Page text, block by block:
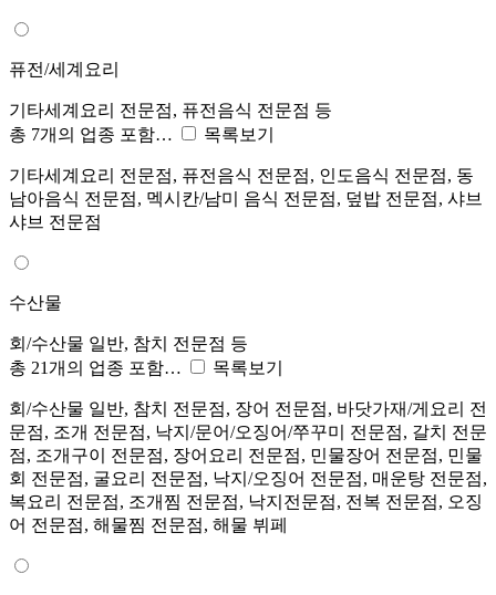
퓨전/세계요리
기타세계요리 전문점, 퓨전음식 전문점 등
총 7개의 업종 포함…
목록보기
기타세계요리 전문점, 퓨전음식 전문점, 인도음식 전문점, 동
남아음식 전문점, 멕시칸/남미 음식 전문점, 덮밥 전문점, 샤브
샤브 전문점
수산물
회/수산물 일반, 참치 전문점 등
총 21개의 업종 포함…
목록보기
회/수산물 일반, 참치 전문점, 장어 전문점, 바닷가재/게요리 전
문점, 조개 전문점, 낙지/문어/오징어/쭈꾸미 전문점, 갈치 전문
점, 조개구이 전문점, 장어요리 전문점, 민물장어 전문점, 민물
회 전문점, 굴요리 전문점, 낙지/오징어 전문점, 매운탕 전문점,
복요리 전문점, 조개찜 전문점, 낙지전문점, 전복 전문점, 오징
어 전문점, 해물찜 전문점, 해물 뷔페